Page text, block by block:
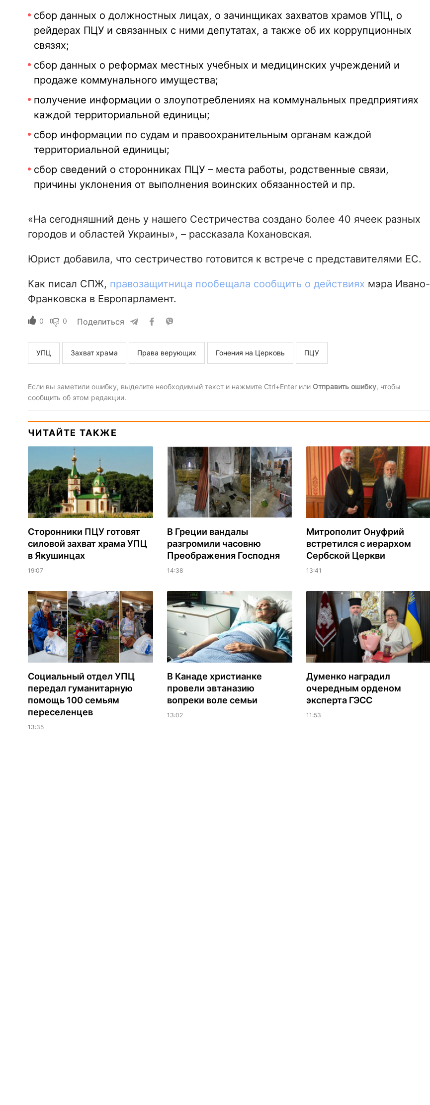
сбор данных о должностных лицах, о зачинщиках захватов храмов УПЦ, о
рейдерах ПЦУ и связанных с ними депутатах, а также об их коррупционных
связях;
сбор данных о реформах местных учебных и медицинских учреждений и
продаже коммунального имущества;
получение информации о злоупотреблениях на коммунальных предприятиях
каждой территориальной единицы;
сбор информации по судам и правоохранительным органам каждой
территориальной единицы;
сбор сведений о сторонниках ПЦУ – места работы, родственные связи,
причины уклонения от выполнения воинских обязанностей и пр.
«На сегодняшний день у нашего Сестричества создано более 40 ячеек разных
городов и областей Украины», – рассказала Кохановская.
Юрист добавила, что сестричество готовится к встрече с представителями ЕС.
Как писал СПЖ, правозащитница пообещала сообщить о действиях мэра Ивано-
Франковска в Европарламент.
0 0 Поделиться
УПЦ Захват храма Права верующих Гонения на Церковь ПЦУ
Если вы заметили ошибку, выделите необходимый текст и нажмите Ctrl+Enter или Отправить ошибку, чтобы
сообщить об этом редакции.
ЧИТАЙТЕ ТАКЖЕ
Сторонники ПЦУ готовят
силовой захват храма УПЦ
в Якушинцах
19:07
В Греции вандалы
разгромили часовню
Преображения Господня
14:38
Митрополит Онуфрий
встретился с иерархом
Сербской Церкви
13:41
Социальный отдел УПЦ
передал гуманитарную
помощь 100 семьям
переселенцев
13:35
В Канаде христианке
провели эвтаназию
вопреки воле семьи
13:02
Думенко наградил
очередным орденом
эксперта ГЭСС
11:53